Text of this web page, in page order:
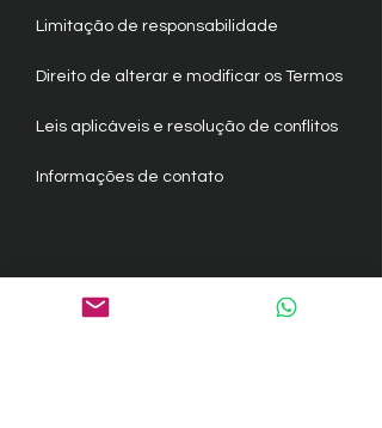
Limitação de responsabilidade
Direito de alterar e modificar os Termos
Leis aplicáveis e resolução de conflitos
Informações de contato
obter mais informações sobre nossos